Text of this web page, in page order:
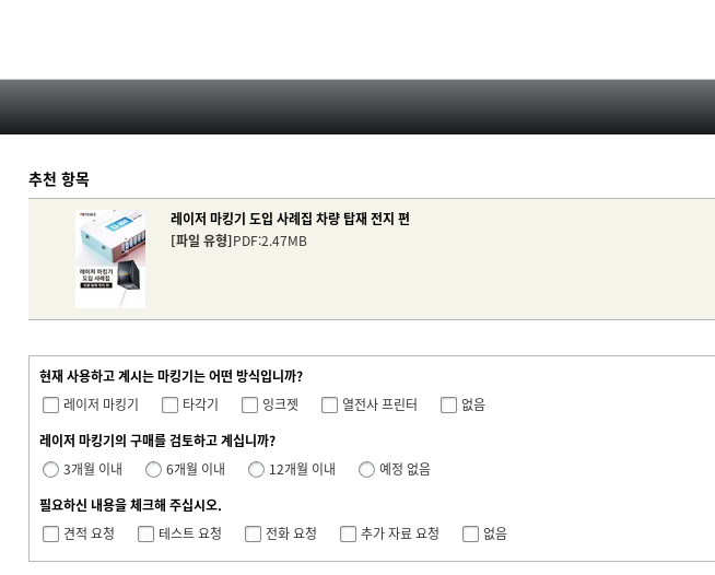
추천 항목
레이저 마킹기 도입 사례집 차량 탑재 전지 편
[파일 유형]PDF:2.47MB
현재 사용하고 계시는 마킹기는 어떤 방식입니까?
레이저 마킹기
타각기 잉크젯 열전사 프린터
없음
레이저 마킹기의 구매를 검토하고 계십니까?
3개월 이내
6개월 이내 12개월 이내
예정 없음
필요하신 내용을 체크해 주십시오.
견적 요청
테스트 요청 전화 요청 추가 자료 요청 없음